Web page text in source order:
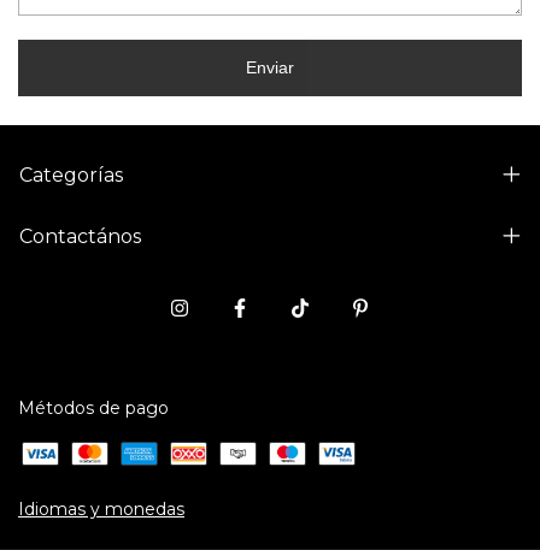
Enviar
Categorías
Contactános
Métodos de pago
Idiomas y monedas